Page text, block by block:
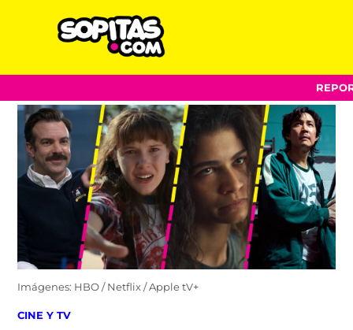
Skip
to
content
Imágenes: HBO / Netflix / Apple tV+
POSTED
CINE Y TV